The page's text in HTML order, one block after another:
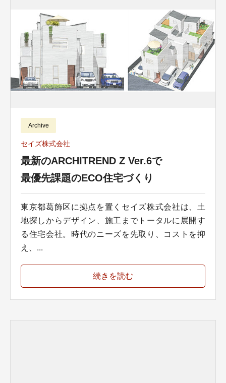
Archive
セイズ株式会社
最新のARCHITREND Z Ver.6で
最優先課題のECO住宅づくり
東京都葛飾区に拠点を置くセイズ株式会社は、土
地探しからデザイン、施工までトータルに展開す
る住宅会社。時代のニーズを先取り、コストを抑
え、...
続きを読む